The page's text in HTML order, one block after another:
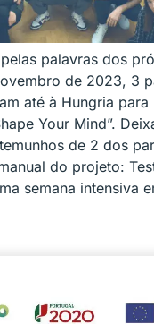
palavras dos
de 2023, 3
até à Hungria
Your Mind”.
de 2 dos
do projeto:
semana intensiva